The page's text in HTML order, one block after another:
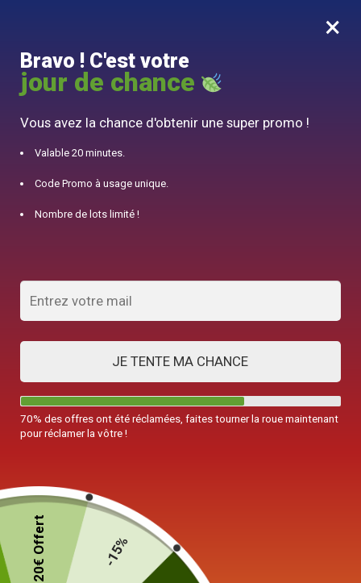
0
10% offert pour 50€ d’achats avec le code DJINN10
×
Bravo ! C'est votre
jour de chance
Vous avez la chance d'obtenir une super promo !
Valable 20 minutes.
Code Promo à usage unique.
Nombre de lots limité !
JE TENTE MA CHANCE
70% des offres ont été réclamées, faites tourner la roue maintenant
pour réclamer la vôtre !
20€ Offert -15%